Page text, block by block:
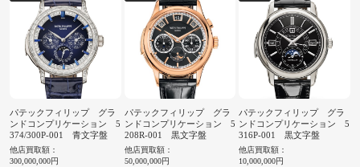
パテックフィリップ グラ
ンドコンプリケーション 5
374/300P-001 青文字盤
他店買取額：
300,000,000円
パテックフィリップ グラ
ンドコンプリケーション 5
208R-001 黒文字盤
他店買取額：
50,000,000円
パテックフィリップ グラ
ンドコンプリケーション 5
316P-001 黒文字盤
他店買取額：
10,000,000円